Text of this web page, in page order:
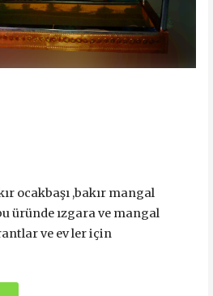
ocakbaşı ,bakır mangal
üründe ızgara ve mangal
ve ev ler için